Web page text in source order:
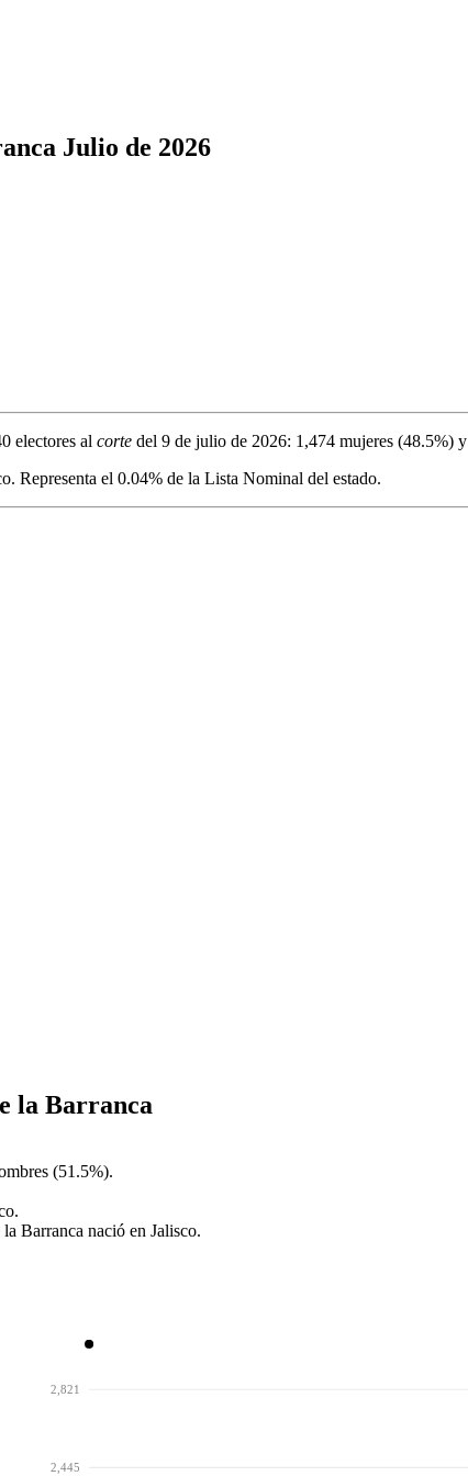
Julio de 2026
electores al corte del 9 de julio de 2026: 1,474 mujeres (48.5%) y
. Representa el 0.04% de la Lista Nominal del estado.
la Barranca
(51.5%).
Barranca nació en Jalisco.
2,445
2,821